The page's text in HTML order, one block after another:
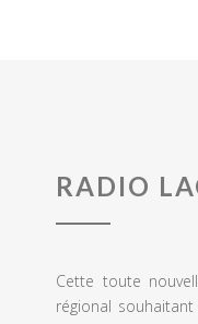
RADIO
Cette toute
régional